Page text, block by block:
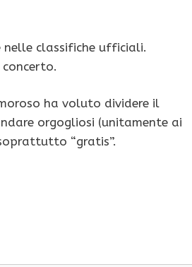
classifiche ufficiali.
ha voluto dividere il
orgogliosi (unitamente ai
“gratis”.